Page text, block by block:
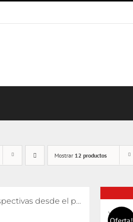
Mostrar 12 productos
Tiempo y espacio. Perspectivas desde el psicoanálisis y el arte